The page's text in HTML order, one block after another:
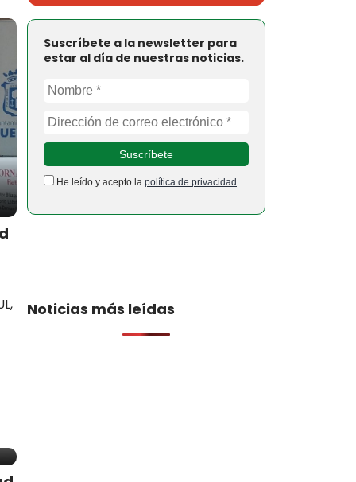
Suscríbete a la newsletter para
estar al día de nuestras noticias.
He leído y acepto la política de privacidad
Noticias más leídas